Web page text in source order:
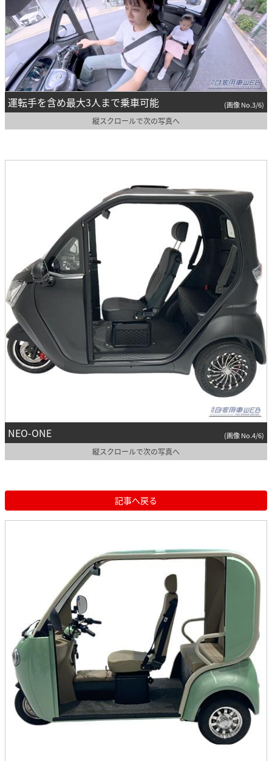
運転手を含め最大3人まで乗車可能 (画像 No.3/6)
縦スクロールで次の写真へ
NEO-ONE (画像 No.4/6)
縦スクロールで次の写真へ
記事へ戻る